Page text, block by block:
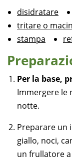
disidratare
tritare o
stampa
Per la base,
Immergere le
notte.
Preparare un
giallo, noci,
un frullatore